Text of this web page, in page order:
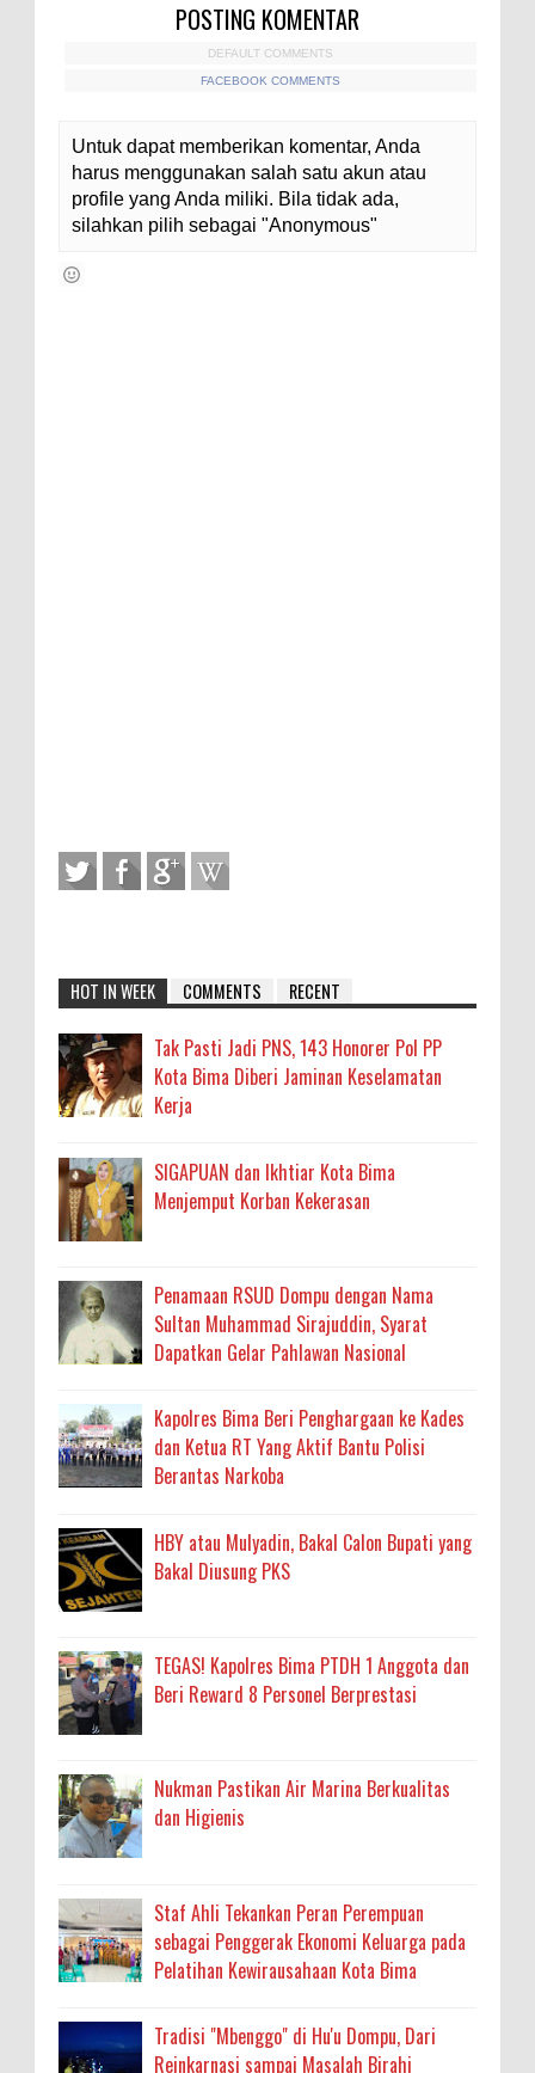
POSTING KOMENTAR
DEFAULT COMMENTS
FACEBOOK COMMENTS
Untuk dapat memberikan komentar, Anda
harus menggunakan salah satu akun atau
profile yang Anda miliki. Bila tidak ada,
silahkan pilih sebagai "Anonymous"
HOT IN WEEK COMMENTS RECENT
Tak Pasti Jadi PNS, 143 Honorer Pol PP
Kota Bima Diberi Jaminan Keselamatan
Kerja
SIGAPUAN dan Ikhtiar Kota Bima
Menjemput Korban Kekerasan
Penamaan RSUD Dompu dengan Nama
Sultan Muhammad Sirajuddin, Syarat
Dapatkan Gelar Pahlawan Nasional
Kapolres Bima Beri Penghargaan ke Kades
dan Ketua RT Yang Aktif Bantu Polisi
Berantas Narkoba
HBY atau Mulyadin, Bakal Calon Bupati yang
Bakal Diusung PKS
TEGAS! Kapolres Bima PTDH 1 Anggota dan
Beri Reward 8 Personel Berprestasi
Nukman Pastikan Air Marina Berkualitas
dan Higienis
Staf Ahli Tekankan Peran Perempuan
sebagai Penggerak Ekonomi Keluarga pada
Pelatihan Kewirausahaan Kota Bima
Tradisi "Mbenggo" di Hu'u Dompu, Dari
Reinkarnasi sampai Masalah Birahi